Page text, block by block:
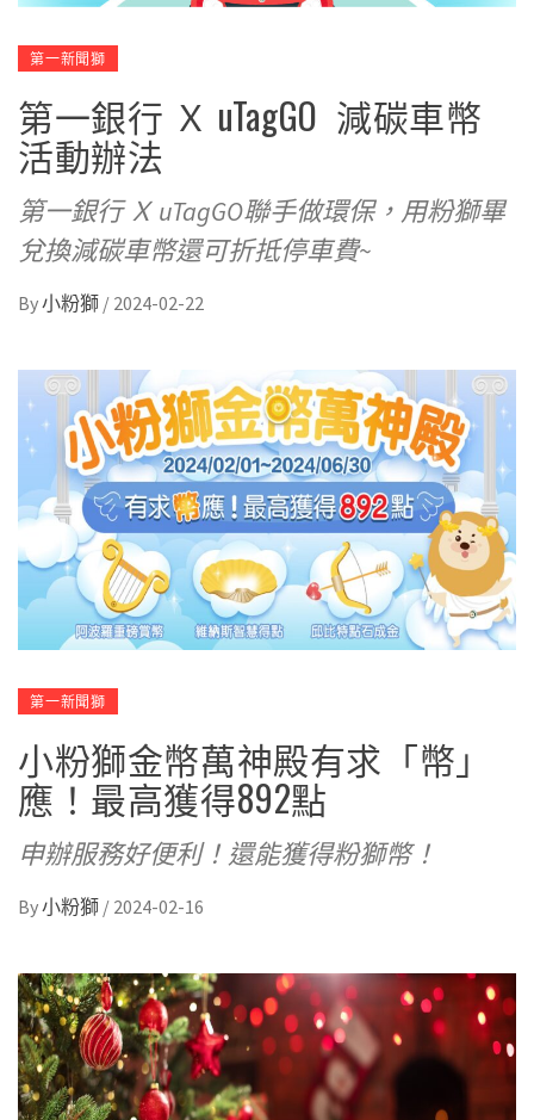
第一新聞獅
第一銀行 Ｘ uTagGO 減碳車幣
活動辦法
第一銀行 Ｘ uTagGO聯手做環保，用粉獅畢
兌換減碳車幣還可折抵停車費~
By小粉獅 / 2024-02-22
第一新聞獅
小粉獅金幣萬神殿有求「幣」
應！最高獲得892點
申辦服務好便利！還能獲得粉獅幣！
By小粉獅 / 2024-02-16